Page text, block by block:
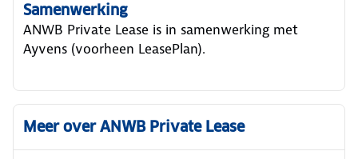
Samenwerking
ANWB Private Lease is in samenwerking met
Ayvens (voorheen LeasePlan).
Meer over ANWB Private Lease